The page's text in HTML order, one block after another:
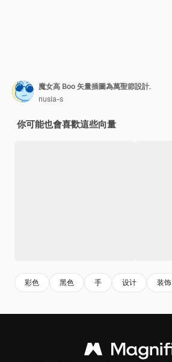
魔女高 Boo 矢量插圖為萬聖節設計.
nusia-s
你可能也會喜歡這些向量
彩色 黑色 手 设计 装饰